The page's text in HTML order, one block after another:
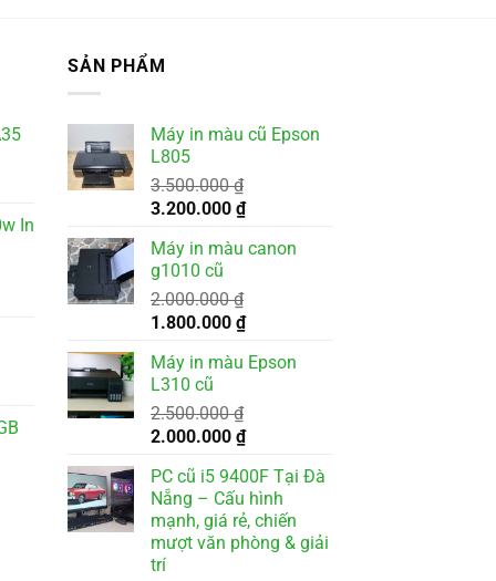
In
SẢN PHẨM
Máy in màu cũ Epson
L805
3.500.000₫
Giá
là:
3.500.000 ₫.
3.200.000 ₫Giá
tại
Máy in màu canon
g1010 cũ
2.000.000₫
Giá
là:
2.000.000 ₫.
1.800.000 ₫Giá
tại
Máy in màu Epson
L310 cũ
2.500.000₫
Giá
là:
2.500.000 ₫.
2.000.000 ₫Giá
tại
là:
2.000.000 ₫.
PC cũ i5 9400F Tại Đà
Nẵng – Cấu hình
mạnh, giá rẻ, chiến
mượt văn phòng & giải
trí